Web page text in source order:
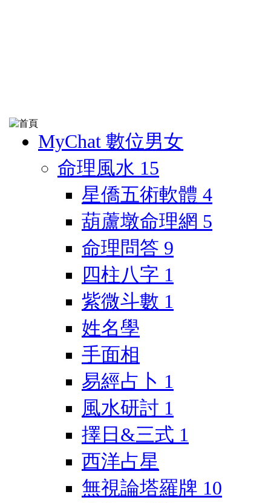
MyChat 數位男女
命理風水 15
星僑五術軟體 4
葫蘆墩命理網 5
命理問答 9
四柱八字 1
紫微斗數 1
姓名學
手面相
易經占卜 1
風水研討 1
擇日&三式 1
西洋占星
無視論塔羅牌 10